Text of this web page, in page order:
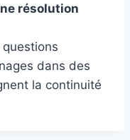
résolution
dans des
la continuité